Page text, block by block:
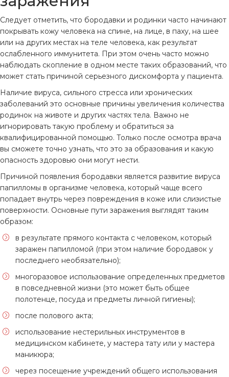
Следует отметить, что бородавки и родинки часто начинают
покрывать кожу человека на спине, на лице, в паху, на шее
или на других местах на теле человека, как результат
ослабленного иммунитета. При этом очень часто можно
наблюдать скопление в одном месте таких образований, что
может стать причиной серьезного дискомфорта у пациента.
Наличие вируса, сильного стресса или хронических
заболеваний это основные причины увеличения количества
родинок на животе и других частях тела. Важно не
игнорировать такую проблему и обратиться за
квалифицированной помощью. Только после осмотра врача
вы сможете точно узнать, что это за образования и какую
опасность здоровью они могут нести.
Причиной появления бородавки является развитие вируса
папилломы в организме человека, который чаще всего
попадает внутрь через повреждения в коже или слизистые
поверхности. Основные пути заражения выглядят таким
образом:
в результате прямого контакта с человеком, который
заражен папилломой (при этом наличие бородавок у
последнего необязательно);
многоразовое использование определенных предметов
в повседневной жизни (это может быть общее
полотенце, посуда и предметы личной гигиены);
после полового акта;
использование нестерильных инструментов в
медицинском кабинете, у мастера тату или у мастера
маникюра;
через посещение учреждений общего использования